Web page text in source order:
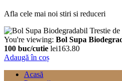
Afla cele mai noi stiri si reduceri
You're viewing: Bol Supa
100 buc/cutie lei163.80
Adaugă în coș
Acasă